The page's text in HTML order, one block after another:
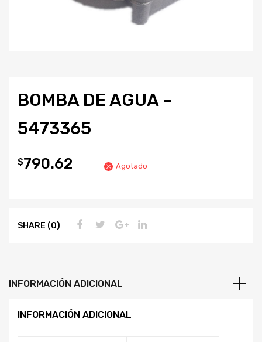
BOMBA DE AGUA –
5473365
$790.62 Agotado
SHARE (0)
INFORMACIÓN ADICIONAL
INFORMACIÓN ADICIONAL